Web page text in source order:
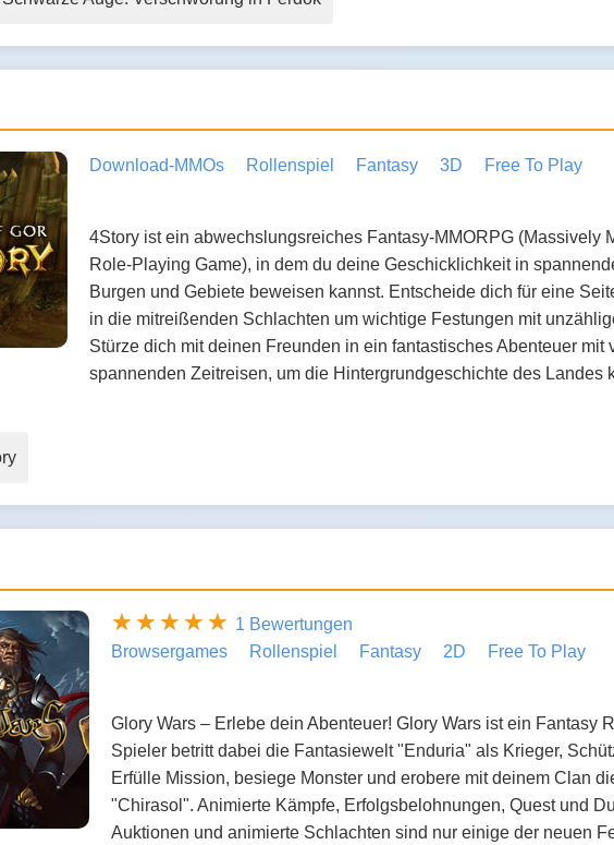
Download-MMOs Rollenspiel Fantasy 3D Free To Play
4Story ist ein abwechslungsreiches Fantasy-MMORPG (Massively
Role-Playing Game), in dem du deine Geschicklichkeit in
Burgen und Gebiete beweisen kannst. Entscheide dich für eine
in die mitreißenden Schlachten um wichtige Festungen mit
Stürze dich mit deinen Freunden in ein fantastisches Abenteuer mit
spannenden Zeitreisen, um die Hintergrundgeschichte des Landes
1 Bewertungen
Browsergames
Rollenspiel Fantasy 2D Free To Play
Glory Wars – Erlebe dein Abenteuer! Glory Wars ist ein Fantasy
Spieler betritt dabei die Fantasiewelt "Enduria" als Krieger,
Erfülle Mission, besiege Monster und erobere mit deinem Clan
"Chirasol". Animierte Kämpfe, Erfolgsbelohnungen, Quest und
Auktionen und animierte Schlachten sind nur einige der neuen